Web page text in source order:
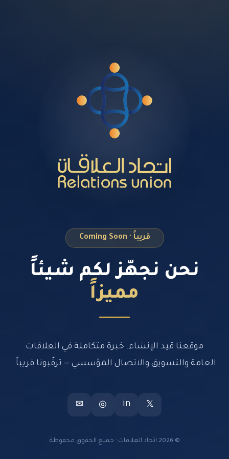
قريباً · Coming Soon
نحن نجهّز لكم شيئاً
مميزاً
موقعنا قيد الإنشاء. خبرة متكاملة في العلاقات
العامة والتسويق والاتصال المؤسسي — ترقّبونا قريباً.
𝕏
in
◎
✉
© 2026 اتحاد العلاقات · جميع الحقوق محفوظة